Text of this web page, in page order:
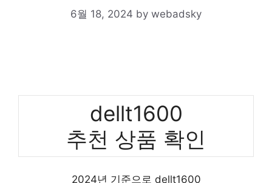
6월 18, 2024 by webadsky
dellt1600
추천 상품 확인
2024년 기준으로 dellt1600